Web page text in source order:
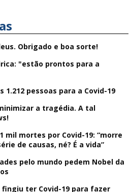
Obrigado e boa sorte!
"estão prontos para a
1.212 pessoas para a Covid-19
a tragédia. A tal
mil mortes por Covid-19: “morre
de causas, né? É a vida”
pelo mundo pedem Nobel da
fingiu ter Covid-19 para fazer